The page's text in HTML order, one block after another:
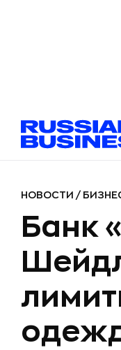
НОВОСТИ /
Банк